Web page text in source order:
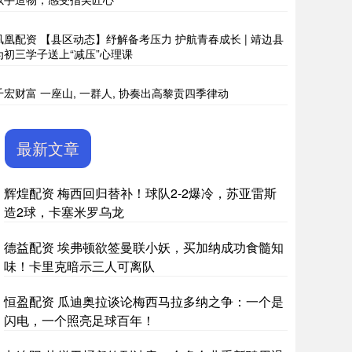
凰配资 【县区动态】纾解备考压力 护航青春成长 | 靖边县
初三学子送上“减压”心理课
宏财富 一座山, 一群人, 协奏出高黎贡四季律动
最新文章
辉煌配资 梅西回归替补！球队2-2爆冷，苏亚雷斯
造2球，卡塞米罗乌龙
德益配资 埃弗顿欲签曼联小妖，买加纳成功食髓知
味！卡里克暗示三人可离队
恒盈配资 瓜迪奥拉谈论梅西马拉多纳之争：一个是
闪电，一个照亮足球百年！